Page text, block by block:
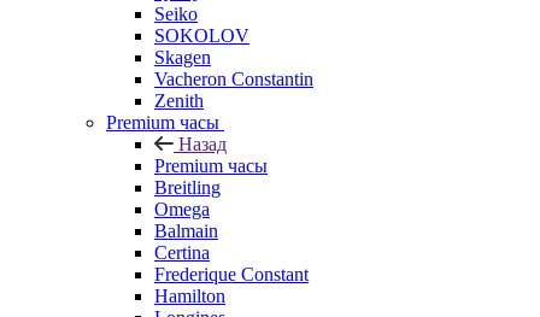
Seiko
SOKOLOV
Skagen
Vacheron Constantin
Zenith
Premium часы
Назад
Premium часы
Breitling
Omega
Balmain
Certina
Frederique Constant
Hamilton